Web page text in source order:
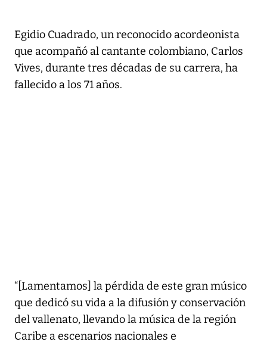
Egidio Cuadrado, un reconocido acordeonista
que acompañó al cantante colombiano, Carlos
Vives, durante tres décadas de su carrera, ha
fallecido a los 71 años.
“[Lamentamos] la pérdida de este gran músico
que dedicó su vida a la difusión y conservación
del vallenato, llevando la música de la región
Caribe a escenarios nacionales e